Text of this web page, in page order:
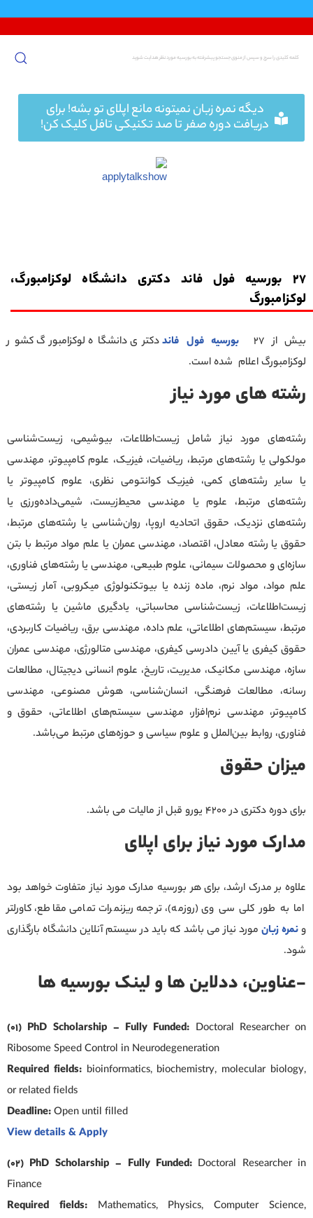
پرش
به
دیگه نمره زبان نمیتونه مانع اپلای تو بشه! برای
دریافت دوره صفر تا صد تکنیکی تافل کلیک کن!
27 بورسیه فول فاند دکتری دانشگاه لوکزامبورگ،
لوکزامبورگ
بیش از 27 بورسیه فول فانددکتری دانشگاه لوکزامبورگ کشور
لوکزامبورگ اعلام شده است.
رشته های مورد نیاز
رشته‌های مورد نیاز شامل زیست‌اطلاعات، بیوشیمی، زیست‌شناسی
مولکولی یا رشته‌های مرتبط، ریاضیات، فیزیک، علوم کامپیوتر، مهندسی
یا سایر رشته‌های کمی، فیزیک کوانتومی نظری، علوم کامپیوتر یا
رشته‌های مرتبط، علوم یا مهندسی محیط‌زیست، شیمی‌داده‌ورزی یا
رشته‌های نزدیک، حقوق اتحادیه اروپا، روان‌شناسی یا رشته‌های مرتبط،
حقوق یا رشته معادل، اقتصاد، مهندسی عمران یا علم مواد مرتبط با بتن
سازه‌ای و محصولات سیمانی، علوم طبیعی، مهندسی یا رشته‌های فناوری،
علم مواد، مواد نرم، ماده زنده یا بیوتکنولوژی میکروبی، آمار زیستی،
زیست‌اطلاعات، زیست‌شناسی محاسباتی، یادگیری ماشین یا رشته‌های
مرتبط، سیستم‌های اطلاعاتی، علم داده، مهندسی برق، ریاضیات کاربردی،
حقوق کیفری یا آیین دادرسی کیفری، مهندسی متالورژی، مهندسی عمران
سازه، مهندسی مکانیک، مدیریت، تاریخ، علوم انسانی دیجیتال، مطالعات
رسانه، مطالعات فرهنگی، انسان‌شناسی، هوش مصنوعی، مهندسی
کامپیوتر، مهندسی نرم‌افزار، مهندسی سیستم‌های اطلاعاتی، حقوق و
فناوری، روابط بین‌الملل و علوم سیاسی و حوزه‌های مرتبط می‌باشد.
میزان حقوق
برای دوره دکتری در 4200 یورو قبل از مالیات می باشد.
مدارک مورد نیاز برای اپلای
علاوه بر مدرک ارشد، برای هر بورسیه مدارک مورد نیاز متفاوت خواهد بود
اما به طور کلی سی وی (روزمه)، ترجمه ریزنمرات تمامی مقاطع، کاورلتر
ونمره زبان مورد نیاز می باشد که باید در سیستم آنلاین دانشگاه بارگذاری
شود.
-عناوین، ددلاین ها و لینک بورسیه ها
(01) PhD Scholarship – Fully Funded: Doctoral Researcher on
Ribosome Speed Control in Neurodegeneration
Required fields: bioinformatics, biochemistry, molecular biology,
or related fields
Deadline:Open until filled
View details & Apply
(02) PhD Scholarship – Fully Funded:Doctoral Researcher in
Finance
Required fields: Mathematics, Physics, Computer Science,